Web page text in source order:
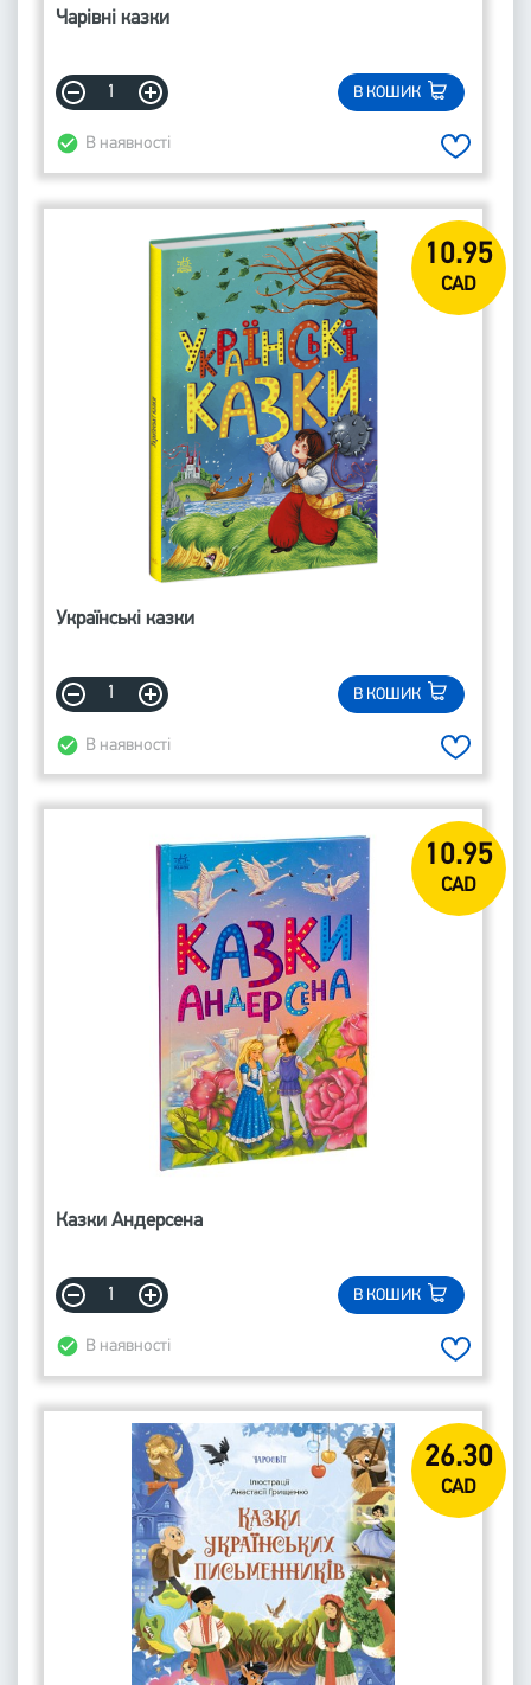
Чарівні казки
В КОШИК
В наявності
10.95
CAD
Українські казки
В КОШИК
В наявності
10.95
CAD
Казки Андерсена
В КОШИК
В наявності
26.30
CAD